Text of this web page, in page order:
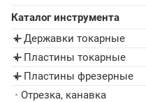
Каталог инструмента
▸ Державки токарные
▸ Пластины токарные
▸ Пластины фрезерные
• Отрезка, канавка